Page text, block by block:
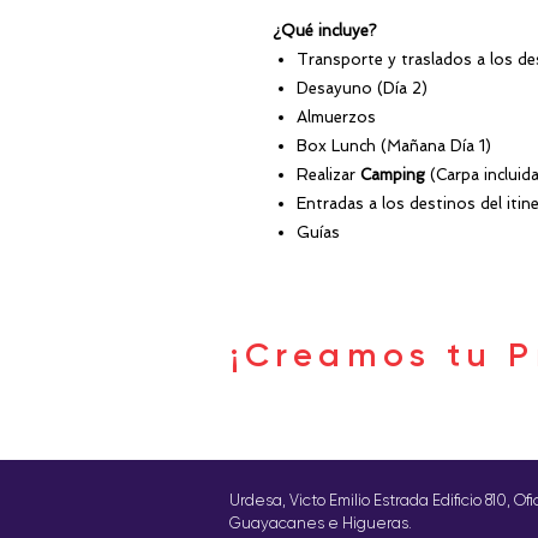
¿Qué incluye?
Transporte y traslados a los
Desayuno (Día 2)
Almuerzos
Box Lunch (Mañana Día 1)
Realizar Camping (Carpa
Entradas a los destinos del
Guías
¡Creamos tu
Urdesa, Victo Emilio Estrada Edificio 810,
Guayacanes e Higueras.